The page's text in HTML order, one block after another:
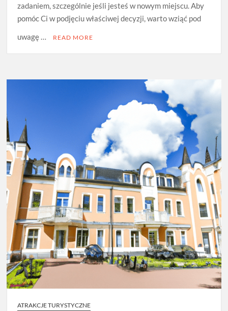
zadaniem, szczególnie jeśli jesteś w nowym miejscu. Aby
pomóc Ci w podjęciu właściwej decyzji, warto wziąć pod
uwagę …
READ MORE
ATRAKCJE TURYSTYCZNE